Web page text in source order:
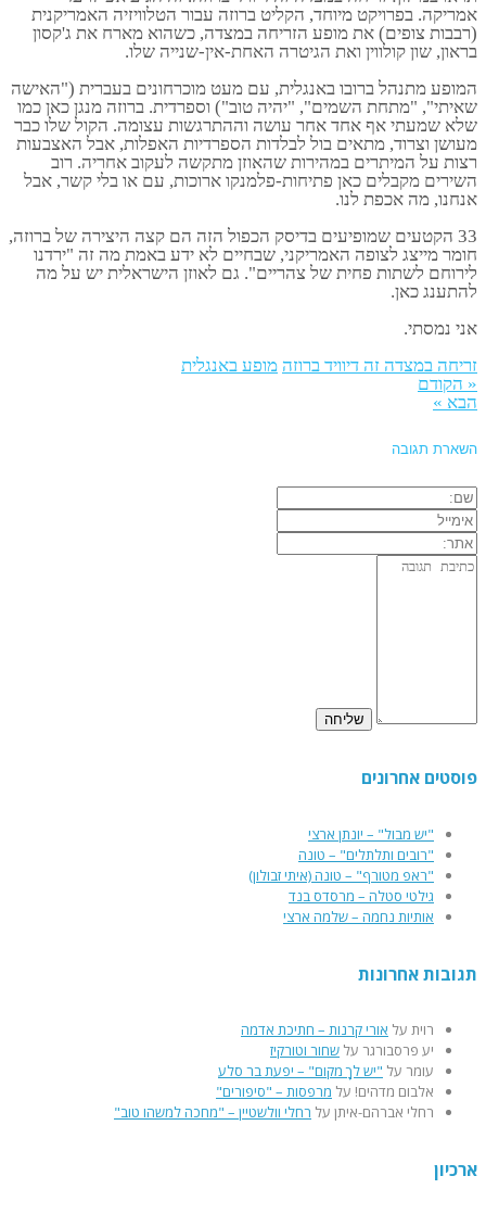
אמריקה. בפרויקט מיוחד, הקליט ברוזה עבור הטלוויזיה האמריקנית
(רבבות צופים) את מופע הזריחה במצדה, כשהוא מארח את ג'קסון
בראון, שון קולווין ואת הגיטרה האחת-אין-שנייה שלו.
המופע מתנהל ברובו באנגלית, עם מעט מוכרחונים בעברית ("האישה
שאיתי", "מתחת השמים", "יהיה טוב") וספרדית. ברוזה מנגן כאן כמו
שלא שמעתי אף אחד אחר עושה וההתרגשות עצומה. הקול שלו כבר
מעושן וצרוד, מתאים בול לבלדות הספרדיות האפלות, אבל האצבעות
רצות על המיתרים במהירות שהאוזן מתקשה לעקוב אחריה. רוב
השירים מקבלים כאן פתיחות-פלמנקו ארוכות, עם או בלי קשר, אבל
אנחנו, מה אכפת לנו.
33 הקטעים שמופיעים בדיסק הכפול הזה הם קצה היצירה של ברוזה,
חומר מייצג לצופה האמריקני, שבחיים לא ידע באמת מה זה "ירדנו
לירוחם לשתות פחית של צהריים". גם לאוזן הישראלית יש על מה
להתענג כאן.
אני נמסתי.
זריחה במצדה זה דיוויד ברוזה מופע באנגלית
« הקודם
הבא »
השארת תגובה
פוסטים אחרונים
"יש מבול" – יונתן ארצי
"רובים ותלתלים" – טונה
"ראפ מטורף" – טונה (איתי זבולון)
גילטי סטלה – מרסדס בנד
אותיות נחמה – שלמה ארצי
תגובות אחרונות
רוית על אורי קרנות – חתיכת אדמה
יע פרסבורגר על שחור וטורקיז
עומר על "יש לךָ מקום" – יפעת בר סלע
אלבום מדהים! על מרפסות – "סיפורים"
רחלי אברהם-איתן על רחלי וולשטיין – "מחכה למשהו טוב"
ארכיון